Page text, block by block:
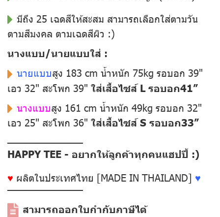
มีถึง 25 เฉดสีให้สะสม สามารถเลือกใส่ตามวัน
ตามสีมงคล ตามเฉดสีผิว :)
นางแบบ/นายแบบใส่ :
นายแบบสูง 183 cm น้ำหนัก 75kg รอบอก 39"
เอว 32" สะโพก 39" ใส่เสื้อไซส์ L รอบอก41”
นางแบบสูง 161 cm น้ำหนัก 49kg รอบอก 32"
เอว 25" สะโพก 36" ใส่เสื้อไซส์ S รอบอก33”
––––––––––––––
HAPPY TEE - อยากให้ลูกค้าทุกคนแฮปปี้ :)
♥ ผลิตในประเทศไทย [MADE IN THAILAND] ♥
––––––––––––––
สามารถออกใบกำกับภาษีได้